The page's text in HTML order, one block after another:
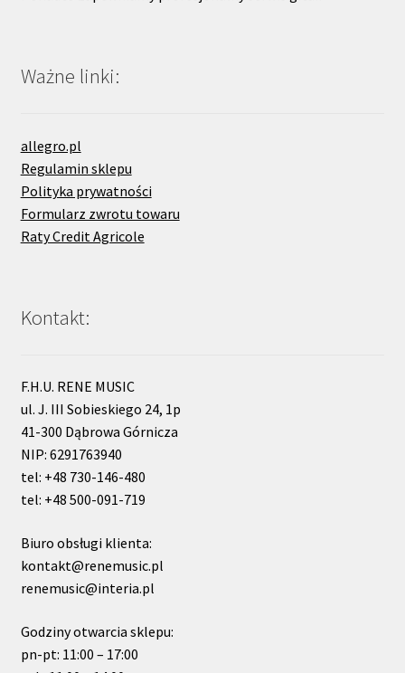
Ważne linki:
allegro.pl
Regulamin sklepu
Polityka prywatności
Formularz zwrotu towaru
Raty Credit Agricole
Kontakt:
F.H.U. RENE MUSIC
ul. J. III Sobieskiego 24, 1p
41-300 Dąbrowa Górnicza
NIP: 6291763940
tel: +48 730-146-480
tel: +48 500-091-719
Biuro obsługi klienta:
kontakt@renemusic.pl
renemusic@interia.pl
Godziny otwarcia sklepu:
pn-pt: 11:00 – 17:00